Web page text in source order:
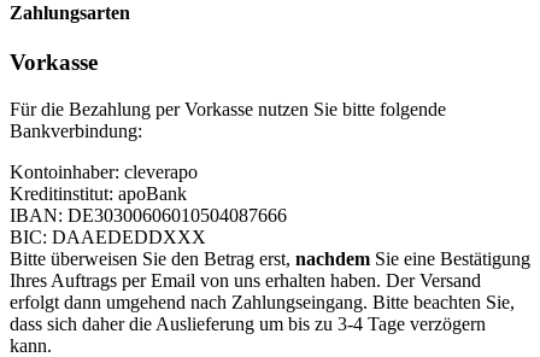
Zahlungsarten
Vorkasse
Für die Bezahlung per Vorkasse nutzen Sie bitte folgende
Bankverbindung:
Kontoinhaber: cleverapo
Kreditinstitut: apoBank
IBAN: DE30300606010504087666
BIC: DAAEDEDDXXX
Bitte überweisen Sie den Betrag erst, nachdem Sie eine Bestätigung
Ihres Auftrags per Email von uns erhalten haben. Der Versand
erfolgt dann umgehend nach Zahlungseingang. Bitte beachten Sie,
dass sich daher die Auslieferung um bis zu 3-4 Tage verzögern
kann.